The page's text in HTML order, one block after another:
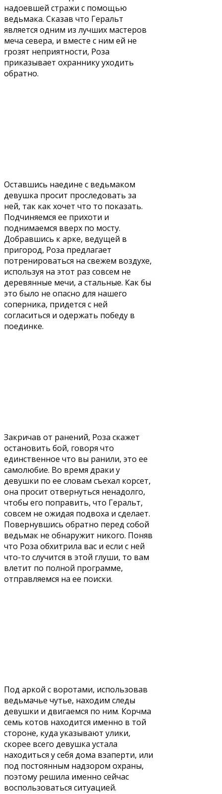
надоевшей стражи с помощью
ведьмака. Сказав что Геральт
является одним из лучших мастеров
меча севера, и вместе с ним ей не
грозят неприятности, Роза
приказывает охраннику уходить
обратно.
Оставшись наедине с ведьмаком
девушка просит проследовать за
ней, так как хочет что то показать.
Подчиняемся ее прихоти и
поднимаемся вверх по мосту.
Добравшись к арке, ведущей в
пригород, Роза предлагает
потренироваться на свежем воздухе,
используя на этот раз совсем не
деревянные мечи, а стальные. Как бы
это было не опасно для нашего
соперника, придется с ней
согласиться и одержать победу в
поединке.
Закричав от ранений, Роза скажет
остановить бой, говоря что
единственное что вы ранили, это ее
самолюбие. Во время драки у
девушки по ее словам съехал корсет,
она просит отвернуться ненадолго,
чтобы его поправить, что Геральт,
совсем не ожидая подвоха и сделает.
Повернувшись обратно перед собой
ведьмак не обнаружит никого. Поняв
что Роза обхитрила вас и если с ней
что-то случится в этой глуши, то вам
влетит по полной программе,
отправляемся на ее поиски.
Под аркой с воротами, использовав
ведьмачье чутье, находим следы
девушки и двигаемся по ним. Корчма
семь котов находится именно в той
стороне, куда указывают улики,
скорее всего девушка устала
находиться у себя дома взаперти, или
под постоянным надзором охраны,
поэтому решила именно сейчас
воспользоваться ситуацией.